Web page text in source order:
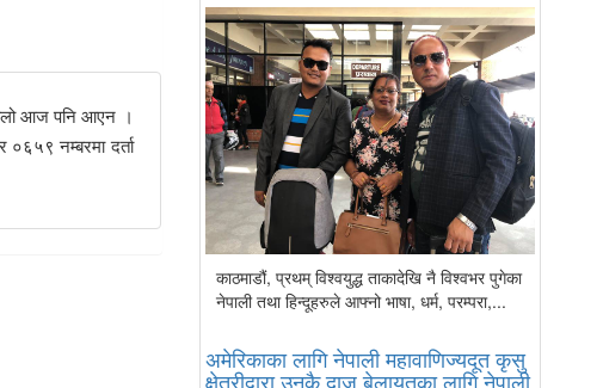
पालो आज पनि आएन ।
०६५९ नम्बरमा दर्ता
काठमाडौं, प्रथम् विश्वयुद्ध ताकादेखि नै विश्वभर पुगेका
नेपाली तथा हिन्दूहरुले आफ्नो भाषा, धर्म, परम्परा,...
अमेरिकाका लागि नेपाली महावाणिज्यदूत कृसु
क्षेत्रीद्वारा उनकै दाजु बेलायतका लागि नेपाली